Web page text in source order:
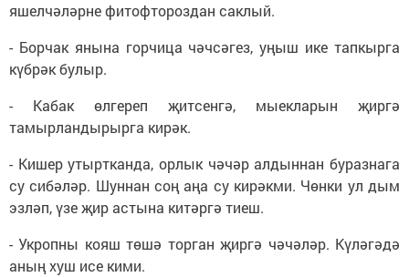
яшелчәләрне фитофтороздан саклый.
- Борчак янына горчица чәчсәгез, уңыш ике тапкырга
күбрәк булыр.
- Кабак өлгереп җитсенгә, мыекларын җиргә
тамырландырырга кирәк.
- Кишер утыртканда, орлык чәчәр алдыннан буразнага
су сибәләр. Шуннан соң аңа су кирәкми. Чөнки ул дым
эзләп, үзе җир астына китәргә тиеш.
- Укропны кояш төшә торган җиргә чәчәләр. Күләгәдә
аның хуш исе кими.